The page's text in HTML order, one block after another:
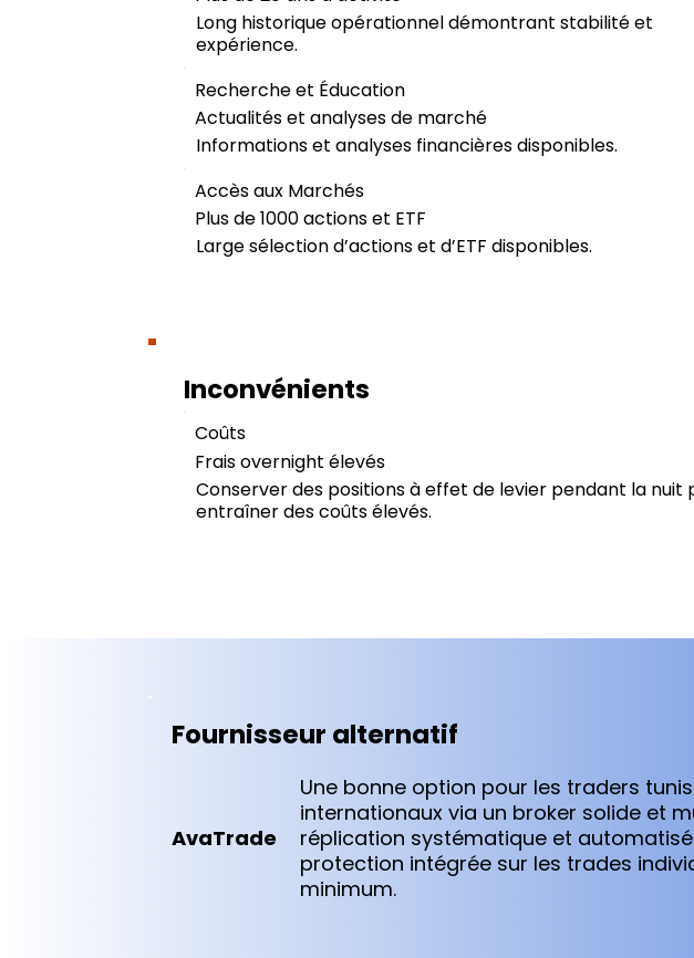
Long historique opérationnel démontrant stabilité et
expérience.
Recherche et Éducation
Actualités et analyses de marché
Informations et analyses financières disponibles.
Accès aux Marchés
Plus de 1000 actions et ETF
Large sélection d’actions et d’ETF disponibles.
Inconvénients
Coûts
Frais overnight élevés
Conserver des positions à effet de levier pendant la nuit
entraîner des coûts élevés.
Fournisseur alternatif
AvaTrade
Une bonne option pour les traders
internationaux via un broker solide et
réplication systématique et
protection intégrée sur les trades
minimum.